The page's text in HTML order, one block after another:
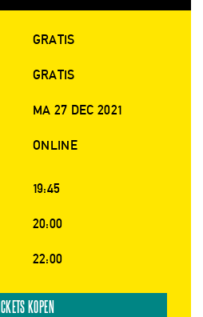
GRATIS
GRATIS
MA 27 DEC 2021
ONLINE
19:45
20:00
22:00
TICKETS KOPEN